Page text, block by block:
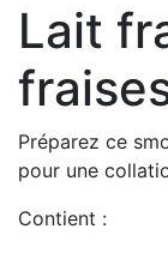
Lait
Préparez ce
pour une
Contient :